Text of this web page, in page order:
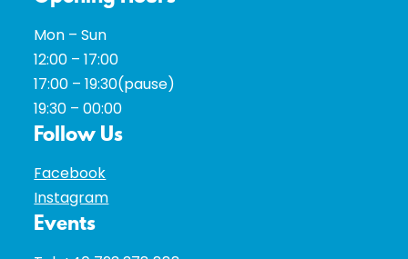
Mon – Sun
12:00 – 17:00
17:00 – 19:30(pause)
19:30 – 00:00
Follow Us
Facebook
Instagram
Events